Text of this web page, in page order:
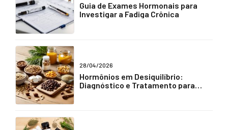
Guia de Exames Hormonais para
Investigar a Fadiga Crônica
28/04/2026
Hormônios em Desiquilíbrio:
Diagnóstico e Tratamento para